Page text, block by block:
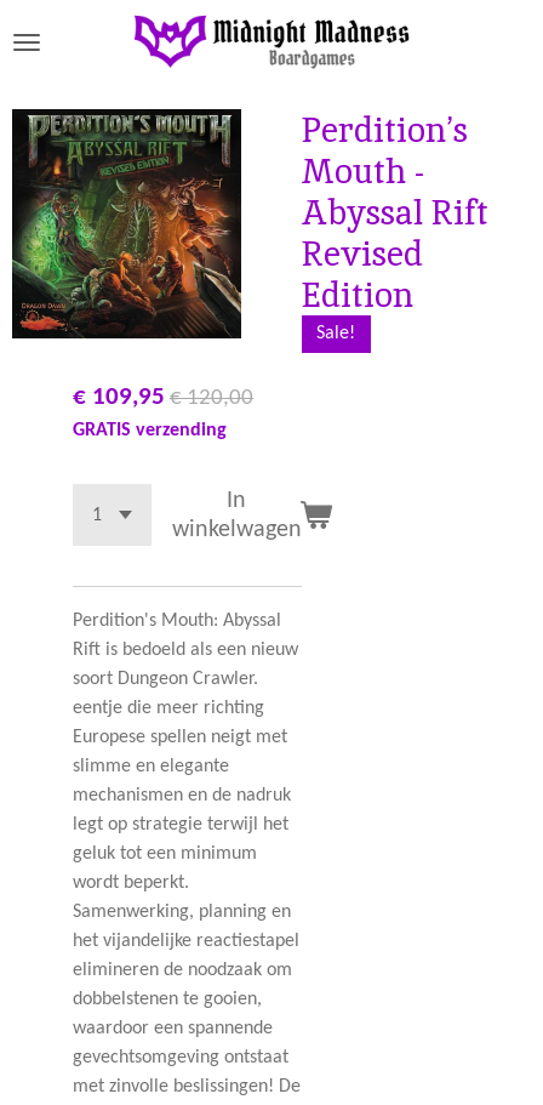
direct
de
hoofdinhoud
Perdition’s
Mouth -
Abyssal Rift
Revised
Edition
Sale!
€ 109,95 € 120,00
GRATIS verzending
In
winkelwagen
Perdition's Mouth: Abyssal
Rift is bedoeld als een nieuw
soort Dungeon Crawler.
eentje die meer richting
Europese spellen neigt met
slimme en elegante
mechanismen en de nadruk
legt op strategie terwijl het
geluk tot een minimum
wordt beperkt.
Samenwerking, planning en
het vijandelijke reactiestapel
elimineren de noodzaak om
dobbelstenen te gooien,
waardoor een spannende
gevechtsomgeving ontstaat
met zinvolle beslissingen! De